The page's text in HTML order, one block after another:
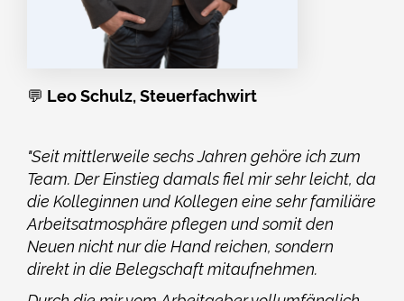
💬 Leo Schulz, Steuerfachwirt
"Seit mittlerweile sechs Jahren gehöre ich zum
Team. Der Einstieg damals fiel mir sehr leicht, da
die Kolleginnen und Kollegen eine sehr familiäre
Arbeitsatmosphäre pflegen und somit den
Neuen nicht nur die Hand reichen, sondern
direkt in die Belegschaft mitaufnehmen.